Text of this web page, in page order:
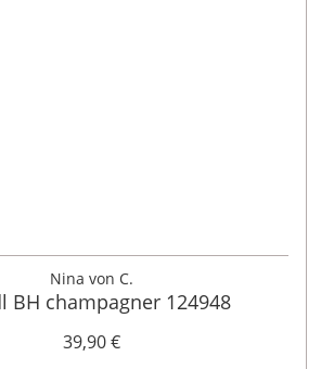
Nina von C.
BH champagner 124948
39,90 €